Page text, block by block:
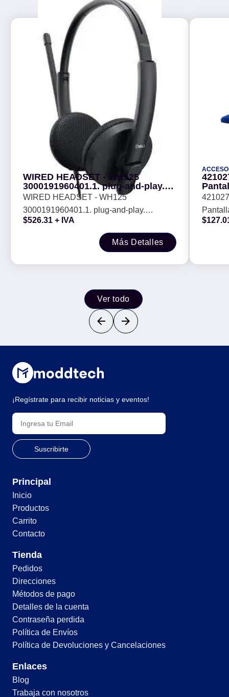
WIRED HEADSET - WH125
3000191960401.1. plug-and-play.
conectividad USB-A. Garantia 3
años. -
WIRED HEADSET - WH125
3000191960401.1. plug-and-play.
conectividad USB-A. Garantia 3 años. -
$526.31 + IVA
Más Detalles
de
$
Ver todo
¡Regístrate para recibir noticias y eventos!
Principal
Inicio
Productos
Carrito
Contacto
Tienda
Pedidos
Direcciones
Métodos de pago
Detalles de la cuenta
Contraseña perdida
Política de Envíos
Política de Devoluciones y Cancelaciones
Enlaces
Blog
Trabaja con nosotros